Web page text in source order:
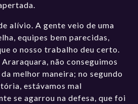
alívio. A gente veio de uma
equipes bem parecidas,
o nosso trabalho deu certo.
não conseguimos
melhor maneira; no segundo
estávamos mal
se agarrou na defesa, que foi